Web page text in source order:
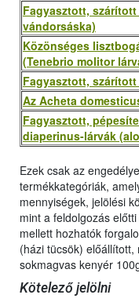
Fagyasztott,
vándorsáska)
Közönséges
(Tenebrio molitor
Fagyasztott,
Az Acheta
Fagyasztott,
diaperinus-lárvák
Ezek csak az
termékkategóriák,
mennyiségek, jelölési
mint a feldolgozás
mellett hozhatók
(házi tücsök)
sokmagvas kenyér
Kötelező jelölni